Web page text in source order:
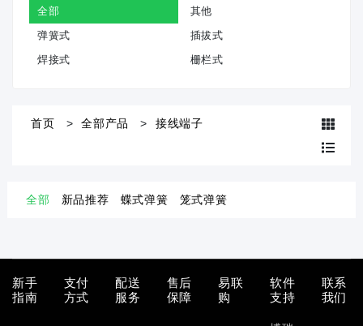
全部
其他
弹簧式
插拔式
焊接式
栅栏式
首页 全部产品 接线端子
全部 新品推荐 蝶式弹簧 笼式弹簧
新手
指南
支付
方式
配送
服务
售后
保障
易联
购
软件
支持
联系
我们